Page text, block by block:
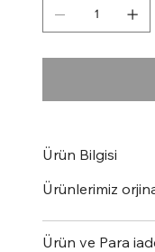
Ürün Bilgisi
Ürünlerimiz
Ürün ve Para